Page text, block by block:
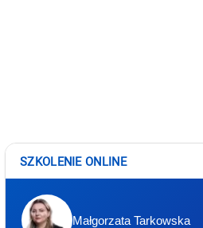
SZKOLENIE ONLINE
Małgorzata Tarkowska